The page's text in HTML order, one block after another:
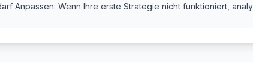
Anpassen: Wenn Ihre erste Strategie nicht funktioniert,